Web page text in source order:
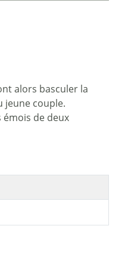
alors basculer la
jeune couple.
de deux